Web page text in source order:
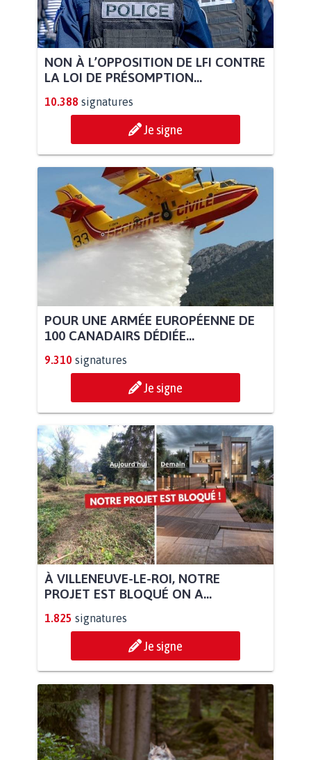
NON À L’OPPOSITION DE LFI CONTRE
LA LOI DE PRÉSOMPTION...
10.388 signatures
Je signe
POUR UNE ARMÉE EUROPÉENNE DE
100 CANADAIRS DÉDIÉE...
9.310 signatures
Je signe
À VILLENEUVE-LE-ROI, NOTRE
PROJET EST BLOQUÉ ON A...
1.825 signatures
Je signe